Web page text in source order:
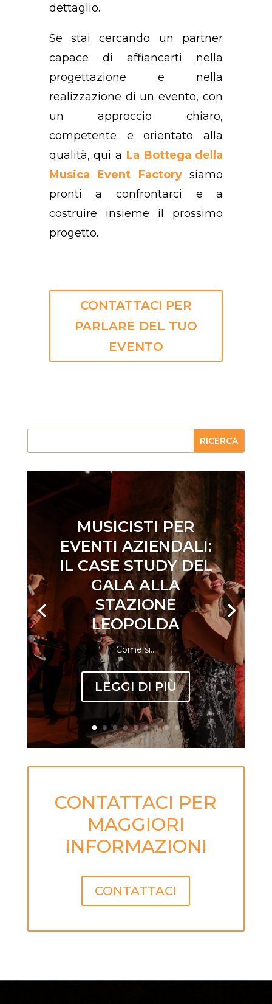
dettaglio.
Se stai cercando un partner
capace di affiancarti nella
progettazione e nella
realizzazione di un evento, con
un approccio chiaro,
competente e orientato alla
qualità, qui a La Bottega della
Musica Event Factorysiamo
pronti a confrontarci e a
costruire insieme il prossimo
progetto.
CONTATTACI PER
PARLARE DEL TUO
EVENTO
MUSICISTI PER
EVENTI AZIENDALI:
IL CASE STUDY DEL
GALA ALLA
STAZIONE
LEOPOLDA
Come si...
LEGGI DI PIÙ
CONTATTACI PER
MAGGIORI
INFORMAZIONI
CONTATTACI